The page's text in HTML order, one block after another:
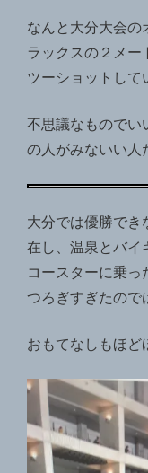
なんと大分大会の
ラックスの２メー
ツーショットして
不思議なものでい
の人がみないい人
大分では優勝でき
在し、温泉とバイ
コースターに乗っ
つろぎすぎたので
おもてなしもほど